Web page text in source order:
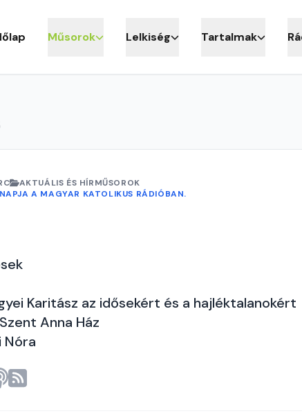
Műsorok Lelkiség Tartalmak
AKTUÁLIS ÉS HÍRMŰSOROK
A MAGYAR KATOLIKUS RÁDIÓBAN.
Karitász az idősekért és a hajléktalanokért
Anna Ház
Nóra